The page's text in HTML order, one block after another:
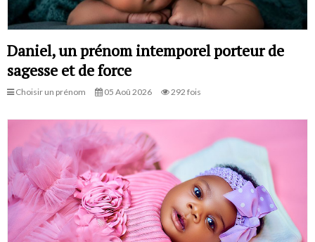
Daniel, un prénom intemporel porteur de
sagesse et de force
Choisir un prénom 05 Aoû 2026 292 fois